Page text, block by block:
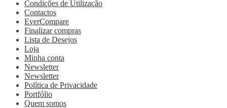
Condições de Utilização
Contactos
EverCompare
Finalizar compras
Lista de Desejos
Loja
Minha conta
Newsletter
Newsletter
Política de Privacidade
Portfólio
Quem somos